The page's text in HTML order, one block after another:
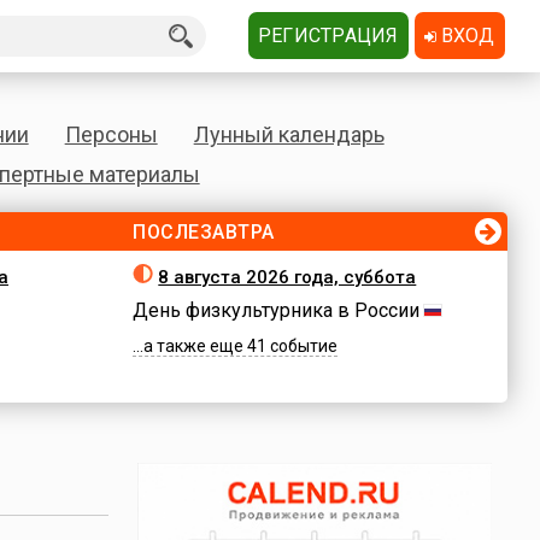
Персоны
Лунный календарь
материалы
ПОСЛЕЗАВТРА
8 августа 2026 года, суббота
День физкультурника в России
...а также еще 41 событие
РЕГИСТРАЦИЯ ВХОД